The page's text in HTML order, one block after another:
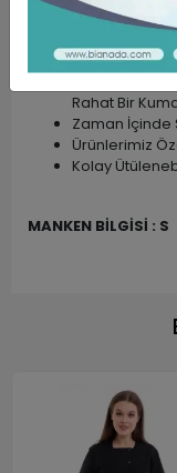
Kumaş Türü
Kumaşlarımız
Rahat Bir
Zaman İçinde
Ürünlerimiz
Kolay
MANKEN BİLGİSİ : S